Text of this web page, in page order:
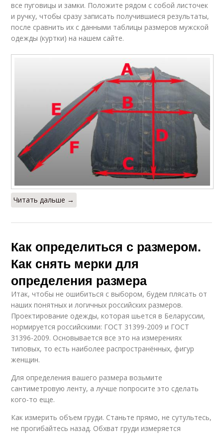
все пуговицы и замки. Положите рядом с собой листочек
и ручку, чтобы сразу записать получившиеся результаты,
после сравнить их с данными таблицы размеров мужской
одежды (куртки) на нашем сайте.
Читать дальше →
Как определиться с размером.
Как снять мерки для
определения размера
Итак, чтобы не ошибиться с выбором, будем плясать от
наших понятных и логичных российских размеров.
Проектирование одежды, которая шьется в Беларуссии,
нормируется российскими: ГОСТ 31399-2009 и ГОСТ
31396-2009. Основывается все это на измерениях
типовых, то есть наиболее распространённых, фигур
женщин.
Для определения вашего размера возьмите
сантиметровую ленту, а лучше попросите это сделать
кого-то еще.
Как измерить объем груди. Станьте прямо, не сутультесь,
не прогибайтесь назад. Обхват груди измеряется